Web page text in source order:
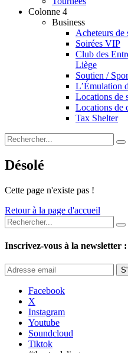
Colonne 4
Business
Acheteurs de
Soirées VIP
Club des
Liège
Soutien /
L’Émulation
Locations de
Locations de
Tax Shelter
Désolé
Cette page n'existe pas !
Retour à la page d'accueil
Inscrivez-vous à la newsletter :
Facebook
X
Instagram
Youtube
Soundcloud
Tiktok